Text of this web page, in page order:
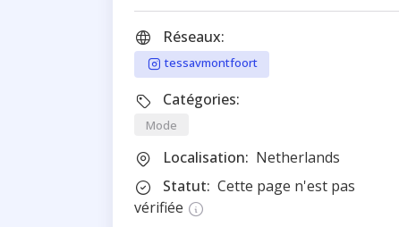
Réseaux:
tessavmontfoort
Catégories:
Mode
Localisation: Netherlands
Statut: Cette page n'est pas
vérifiée